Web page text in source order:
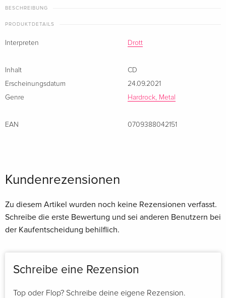
BESCHREIBUNG
PRODUKTDETAILS
Interpreten Drott
Inhalt
CD
Erscheinungsdatum
24.09.2021
Genre
Hardrock, Metal
EAN 0709388042151
Kundenrezensionen
Zu diesem Artikel wurden noch keine Rezensionen verfasst.
Schreibe die erste Bewertung und sei anderen Benutzern bei
der Kaufentscheidung behilflich.
Schreibe eine Rezension
Top oder Flop? Schreibe deine eigene Rezension.